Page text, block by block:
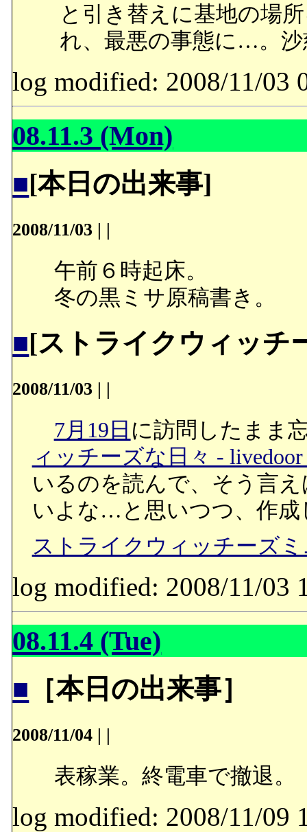
と引き替えに基地の場
れ、最悪の事態に…。
log modified: 2008/11/03
08.11.3 (Mon)
■[本日の出来事]
2008/11/03 | |
午前６時起床。
冬の黒ミサ原稿書き。
■[ストライクウィッチ
2008/11/03 | |
7月19日 に訪問したまま
ィッチーズな日々 -
いるのを読んで、そう言
いよな…と思いつつ、作成
ストライクウィッチーズ
log modified: 2008/11/03
08.11.4 (Tue)
■ ［本日の出来事］
2008/11/04 | |
表稼業。終電車で撤退。
log modified: 2008/11/09